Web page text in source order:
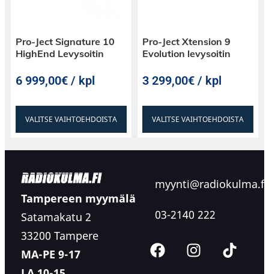
Pro-Ject Signature 10
HighEnd Levysoitin
6 999,00€ / kpl
VALITSE VAIHTOEHDOISTA
Pro-Ject Xtension 9
Evolution levysoitin
3 299,00€ / kpl
VALITSE VAIHTOEHDOISTA
Tampereen myymälä
Satamakatu 2
33200 Tampere
MA-PE 9-17
myynti@radiokulma.fi
03-2140 222